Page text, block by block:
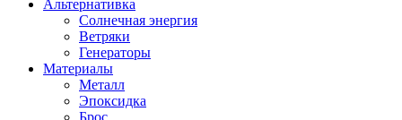
Альтернативка
Солнечная энергия
Ветряки
Генераторы
Материалы
Металл
Эпоксидка
Брос